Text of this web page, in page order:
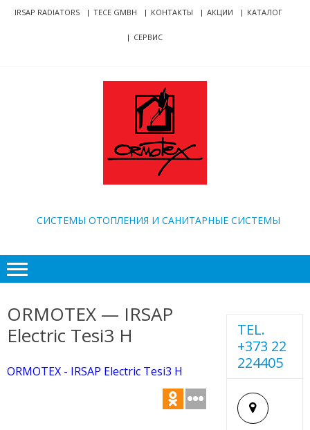
Skip
SkipIRSAP RADIATORS TECE GMBH КОНТАКТЫ АКЦИИ КАТАЛОГ
СЕРВИС
CИСТЕМЫ ОТОПЛЕНИЯ И САНИТАРНЫЕ СИСТЕМЫ
ORMOTEX — IRSAP
Electric Tesi3 H
ORMOTEX - IRSAP Electric Tesi3 H
TEL.
+373 22
224405